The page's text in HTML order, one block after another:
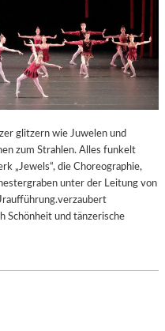
glitzern wie Juwelen und
zum Strahlen. Alles funkelt
„Jewels“, die Choreographie,
unter der Leitung von
Schönheit und tänzerische